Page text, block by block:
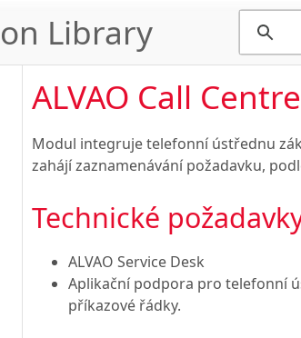
Library
ALVAO Call
Modul integruje telefonní ústřednu
zahájí zaznamenávání požadavku,
Technické
ALVAO Service Desk
Aplikační podpora pro telefonní
příkazové řádky.